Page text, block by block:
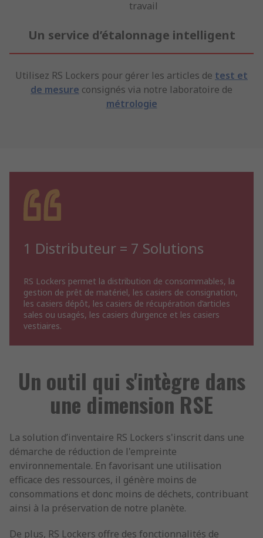
travail
Un service d’étalonnage intelligent
Utilisez RS Lockers pour gérer les articles de test et
de mesure consignés via notre laboratoire de
métrologie
1 Distributeur = 7 Solutions
RS Lockers permet la distribution de consommables, la
gestion de prêt de matériel, les casiers de consignation,
les casiers dépôt, les casiers de récupération d’articles
sales ou usagés, les casiers d’urgence et les casiers
vestiaires.
Un outil qui s'intègre dans
une dimension RSE
La solution d’inventaire RS Lockers s'inscrit dans une
démarche de réduction de l'empreinte
environnementale. En favorisant une utilisation
efficace des ressources, il génère moins de
consommations et donc moins de déchets, contribuant
ainsi à la préservation de notre planète.
De plus, RS Lockers offre des fonctionnalités de